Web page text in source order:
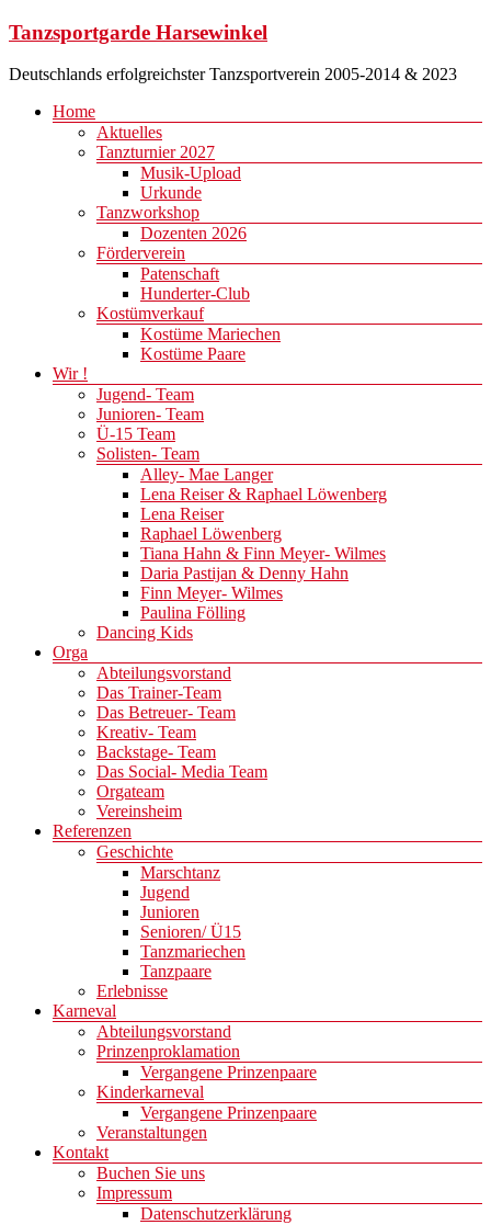
Zum
springen
Tanzsportgarde Harsewinkel
Deutschlands erfolgreichster Tanzsportverein 2005-2014 & 2023
Menü
Home
Aktuelles
Tanzturnier 2027
Musik-Upload
Urkunde
Tanzworkshop
Dozenten 2026
Förderverein
Patenschaft
Hunderter-Club
Kostümverkauf
Kostüme Mariechen
Kostüme Paare
Wir !
Jugend- Team
Junioren- Team
Ü-15 Team
Solisten- Team
Alley- Mae Langer
Lena Reiser & Raphael Löwenberg
Lena Reiser
Raphael Löwenberg
Tiana Hahn & Finn Meyer- Wilmes
Daria Pastijan & Denny Hahn
Finn Meyer- Wilmes
Paulina Fölling
Dancing Kids
Orga
Abteilungsvorstand
Das Trainer-Team
Das Betreuer- Team
Kreativ- Team
Backstage- Team
Das Social- Media Team
Orgateam
Vereinsheim
Referenzen
Geschichte
Marschtanz
Jugend
Junioren
Senioren/ Ü15
Tanzmariechen
Tanzpaare
Erlebnisse
Karneval
Abteilungsvorstand
Prinzenproklamation
Vergangene Prinzenpaare
Kinderkarneval
Vergangene Prinzenpaare
Veranstaltungen
Kontakt
Buchen Sie uns
Impressum
Datenschutzerklärung